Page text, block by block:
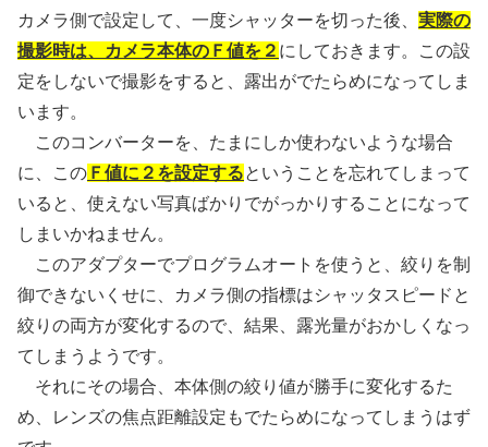
カメラ側で設定して、一度シャッターを切った後、 実際の
撮影時は、カメラ本体のＦ値を２ にしておきます。この設
定をしないで撮影をすると、露出がでたらめになってしま
います。
このコンバーターを、たまにしか使わないような場合
に、この Ｆ値に２を設定するということを忘れてしまって
いると、使えない写真ばかりでがっかりすることになって
しまいかねません。
このアダプターでプログラムオートを使うと、絞りを制
御できないくせに、カメラ側の指標はシャッタスピードと
絞りの両方が変化するので、結果、露光量がおかしくなっ
てしまうようです。
それにその場合、本体側の絞り値が勝手に変化するた
め、レンズの焦点距離設定もでたらめになってしまうはず